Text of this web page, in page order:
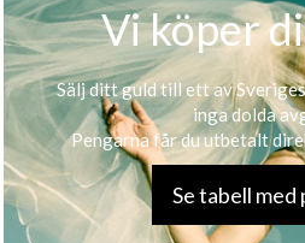
Vi köper
Sälj ditt guld till ett av
inga dolda
Pengarna får du utbetalt
Se tabell med